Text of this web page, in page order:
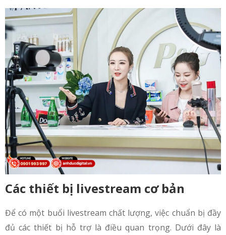
Các thiết bị livestream cơ bản
Để có một buổi livestream chất lượng, việc chuẩn bị đầy
đủ các thiết bị hỗ trợ là điều quan trọng. Dưới đây là